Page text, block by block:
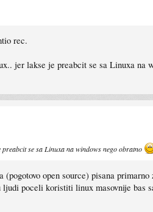
rec.
jer lakse je preabcit se sa Linuxa na
se sa Linuxa na windows nego obratno
open source) pisana
poceli koristiti linux masovnije bas